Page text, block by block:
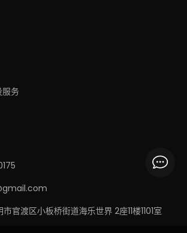
服务
官渡区小板桥街道海乐世界 2座11楼1101室